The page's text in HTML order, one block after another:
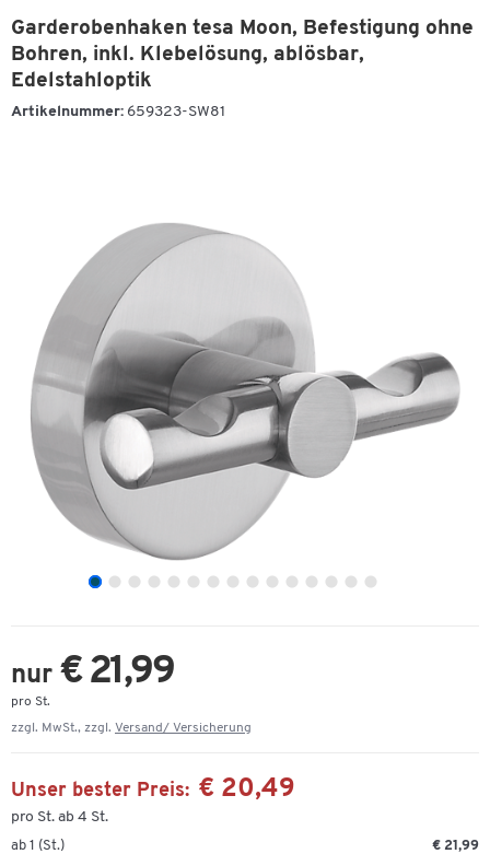
Garderobenhaken tesa Moon, Befestigung ohne
Bohren, inkl. Klebelösung, ablösbar,
Edelstahloptik
Artikelnummer: 659323-SW81
nur € 21,99
pro St.
zzgl. MwSt., zzgl. Versand/ Versicherung
Unser bester Preis: € 20,49
pro St. ab 4 St.
ab 1 (St.)
€ 21,99